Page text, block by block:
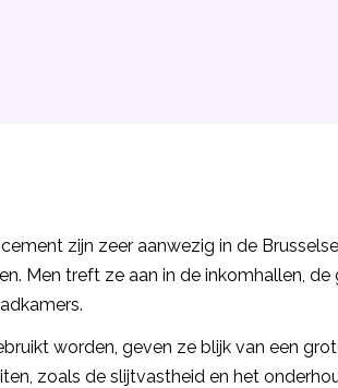
zijn zeer aanwezig in de
Men treft ze aan in de inkomhallen, de
worden, geven ze blijk van een
zoals de slijtvastheid en het